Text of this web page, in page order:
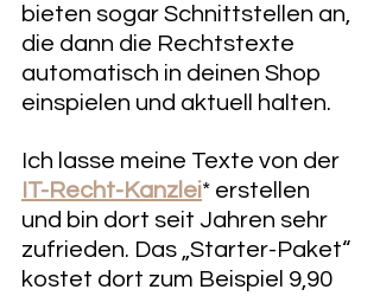
bieten sogar Schnittstellen an,
die dann die Rechtstexte
automatisch in deinen Shop
einspielen und aktuell halten.
Ich lasse meine Texte von der
IT-Recht-Kanzlei* erstellen
und bin dort seit Jahren sehr
zufrieden. Das „Starter-Paket“
kostet dort zum Beispiel 9,90